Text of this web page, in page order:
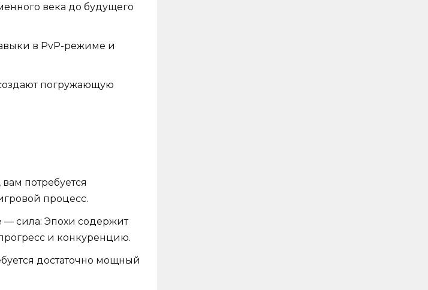
века до будущего
в PvP-режиме и
погружающую
потребуется
процесс.
— сила: Эпохи содержит
и конкуренцию.
достаточно мощный